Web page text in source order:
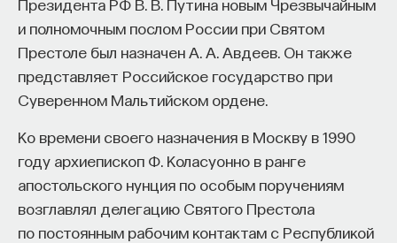
Президента РФ В. В. Путина новым Чрезвычайным
и полномочным послом России при Святом
Престоле был назначен А. А. Авдеев. Он также
представляет Российское государство при
Суверенном Мальтийском ордене.
Ко времени своего назначения в Москву в 1990
году архиепископ Ф. Коласуонно в ранге
апостольского нунция по особым поручениям
возглавлял делегацию Святого Престола
по постоянным рабочим контактам с Республикой